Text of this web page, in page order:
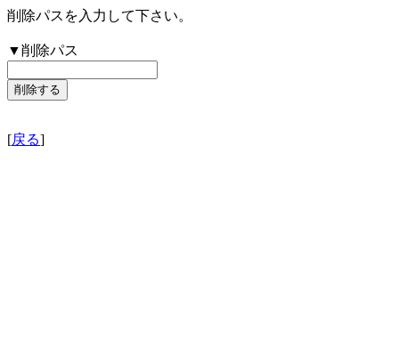
削除パスを入力して下さい。
▼削除パス
[戻る]